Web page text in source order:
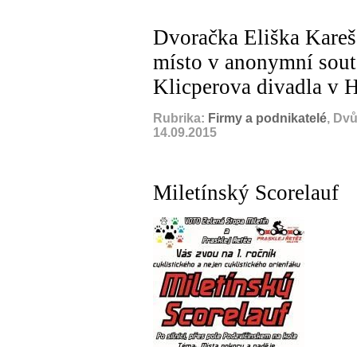
Dvoračka Eliška
místo v anonymní
Klicperova divadla v
Rubrika: Firmy a podnikatelé,
14.09.2015
Miletínský Scorelauf